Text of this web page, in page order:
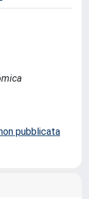
pubblicata